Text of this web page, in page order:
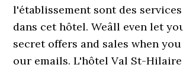
l'établissement sont des
dans cet hôtel. Weâll even let
secret offers and sales when
our emails. L'hôtel Val St-